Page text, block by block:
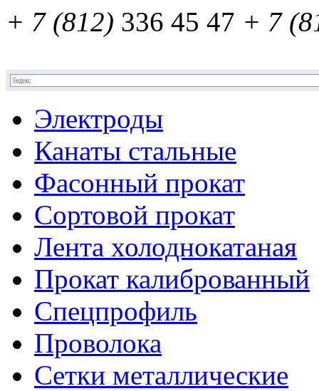
+ 7 (812) 336 45 47 + 7
Электроды
Канаты стальные
Фасонный прокат
Сортовой прокат
Лента холоднокатаная
Прокат калиброванный
Спецпрофиль
Проволока
Сетки металлические